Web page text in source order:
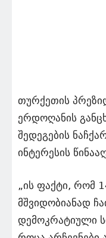
თურქეთის
ერდოღანის
შედეგების
ინტერესის
„ის ფაქტი, რომ
მშვიდობიანად
დემოკრატიული